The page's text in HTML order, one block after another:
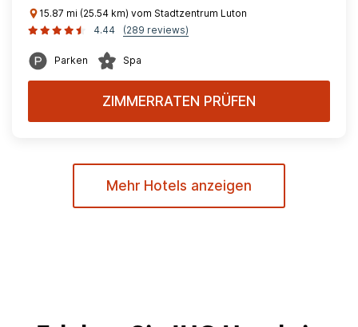
15.87 mi (25.54 km) vom Stadtzentrum Luton
4.44
(289 reviews)
Parken Spa
ZIMMERRATEN PRÜFEN
Mehr Hotels anzeigen